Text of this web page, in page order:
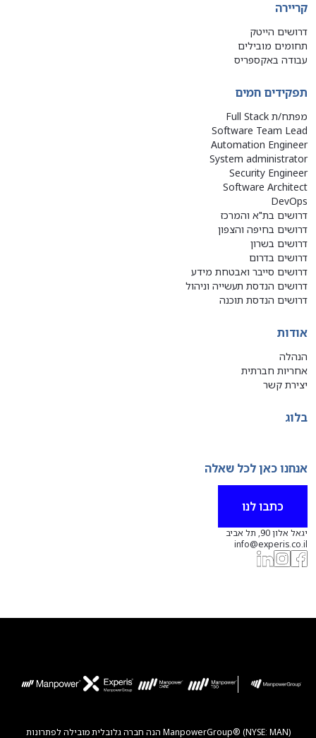
קריירה
דרושים הייטק
תחומים מובילים
עבודה באקספריס
תפקידים חמים
מפתח/ת Full Stack
Software Team Lead
Automation Engineer
System administrator
Security Engineer
Software Architect
DevOps
דרושים בת"א והמרכז
דרושים בחיפה והצפון
דרושים בשרון
דרושים בדרום
דרושים סייבר ואבטחת מידע
דרושים הנדסת תעשייה וניהול
דרושים הנדסת תוכנה
אודות
הנהלה
אחריות חברתית
יצירת קשר
בלוג
אנחנו כאן לכל שאלה
כתבו לנו
יגאל אלון 90, תל אביב
info@experis.co.il
ManpowerGroup® (NYSE: MAN) הנה חברה גלובלית מובילה לפתרונות